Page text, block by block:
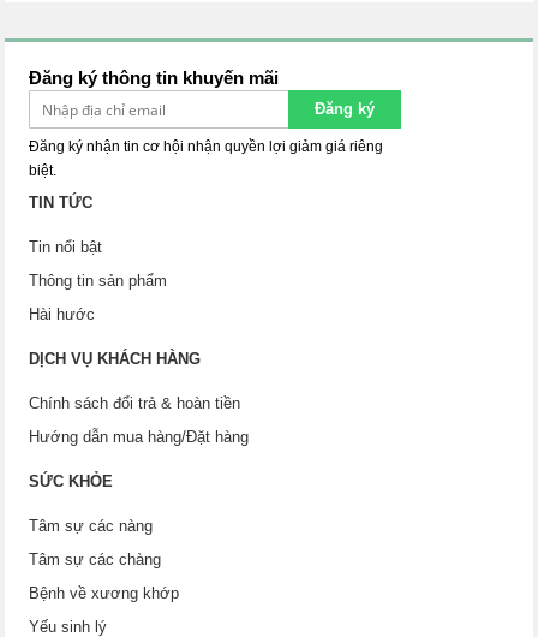
Đăng ký thông tin khuyến mãi
Đăng ký
Đăng ký nhận tin cơ hội nhận quyền lợi giảm giá riêng
biệt.
TIN TỨC
Tin nổi bật
Thông tin sản phẩm
Hài hước
DỊCH VỤ KHÁCH HÀNG
Chính sách đổi trả & hoàn tiền
Hướng dẫn mua hàng/Đặt hàng
SỨC KHỎE
Tâm sự các nàng
Tâm sự các chàng
Bệnh về xương khớp
Yếu sinh lý